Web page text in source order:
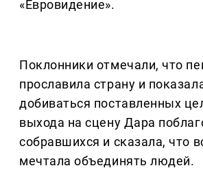
«Евровидение».
Поклонники отмечали, что
прославила страну и
добиваться поставленных
выхода на сцену Дара
собравшихся и сказала, что
мечтала объединять людей.